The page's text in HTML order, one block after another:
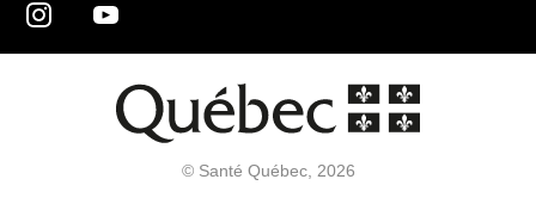
© Santé Québec, 2026